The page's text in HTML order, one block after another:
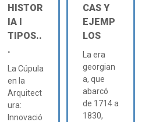
HISTOR
IA Ι
TIPOS..
.
La Cúpula
en la
Arquitect
ura:
Innovació
CAS Y
EJEMP
LOS
La era
georgian
a, que
abarcó
de 1714 a
1830,